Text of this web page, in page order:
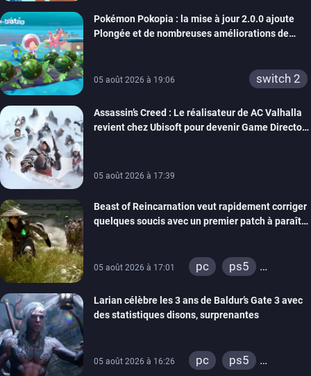
Pokémon Pokopia : la mise à jour 2.0.0 ajoute
Plongée et de nombreuses améliorations de
05 août 2026 à 19:06 switch 2
Assassin’s Creed : Le réalisateur de AC Valhalla
revient chez Ubisoft pour devenir Game Director
05 août 2026 à 17:39
Beast of Reincarnation veut rapidement corriger
quelques soucis avec un premier patch à paraître
05 août 2026 à 17:01 pc
ps5
Larian célèbre les 3 ans de Baldur’s Gate 3 avec
des statistiques disons, surprenantes
05 août 2026 à 16:26 pc
ps5